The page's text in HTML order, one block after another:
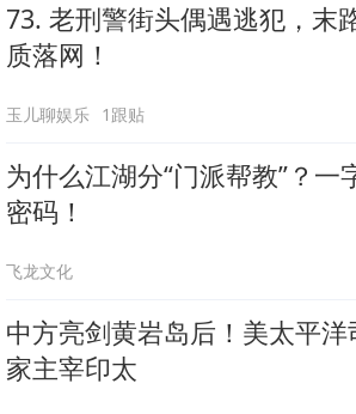
73. 老刑警街头偶遇逃犯，末
质落网！
玉儿聊娱乐 1跟贴
为什么江湖分“门派帮教”？
密码！
飞龙文化
中方亮剑黄岩岛后！美太平
家主宰印太